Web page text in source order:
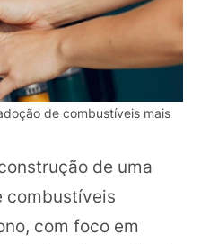
de combustíveis mais
de uma
combustíveis
com foco em